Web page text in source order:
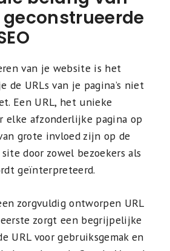
van je website is het
de URLs van je pagina’s niet
Een URL, het unieke
elke afzonderlijke pagina op
grote invloed zijn op de
door zowel bezoekers als
geïnterpreteerd.
zorgvuldig ontworpen URL
eerste zorgt een begrijpelijke
URL voor gebruiksgemak en